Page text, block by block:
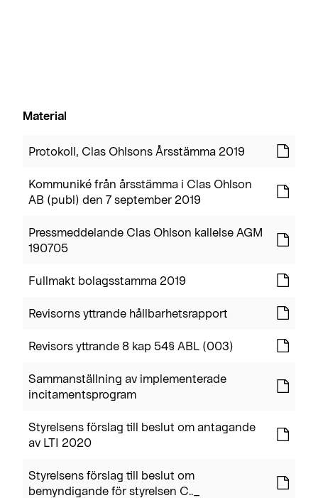
Material
Protokoll, Clas Ohlsons Årsstämma 2019
Kommuniké från årsstämma i Clas Ohlson
AB (publ) den 7 september 2019
Pressmeddelande Clas Ohlson kallelse AGM
190705
Fullmakt bolagsstamma 2019
Revisorns yttrande hållbarhetsrapport
Revisors yttrande 8 kap 54§ ABL (003)
Sammanställning av implementerade
incitamentsprogram
Styrelsens förslag till beslut om antagande
av LTI 2020
Styrelsens förslag till beslut om
bemyndigande för styrelsen C.._